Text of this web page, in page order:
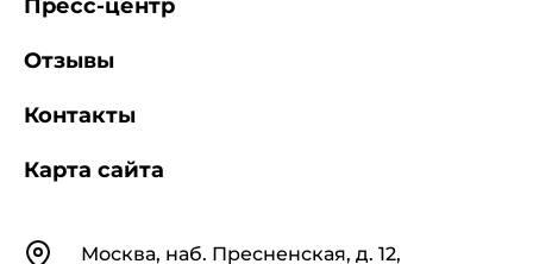
КонтактыМосква, наб. Пресненская, д. 12,
Пресс-центр
Отзывы
Контакты
Карта сайта